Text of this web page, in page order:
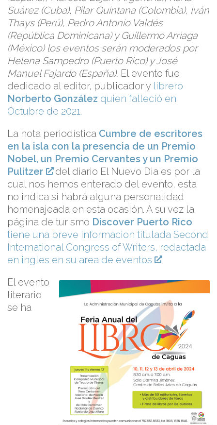
Suárez (Cuba), Pilar Quintana (Colombia), Iván
Thays (Perú), Pedro Antonio Valdés
(República Dominicana) y Guillermo Arriaga
(México) los eventos serán moderados por
Helena Sampedro (Puerto Rico) y José
Manuel Fajardo (España). El evento fue
dedicado al editor, publicador ylibrero
Norberto González quien falleció en
Octubre de 2021.
La nota periodística Cumbre de escritores
en la isla con la presencia de un Premio
Nobel, un Premio Cervantes y un Premio
Pulitzer
del diario El Nuevo Dia es por la
cual nos hemos enterado del evento, esta
no indica si habrá alguna personalidad
homenajeada en esta ocasión. A su vez la
página de turismo Discover Puerto Rico
tiene una breve informacion titulada Second
International Congress of Writers, redactada
en ingles en su area de eventos
.
El evento
literario
se ha